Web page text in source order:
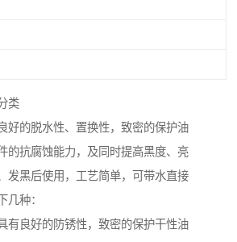
类
好的脱水性、置换性，致密的保护油
的抗腐蚀能力，及同时提高黑度、亮
发黑后使用，工艺简单，可带水直接
几种：
有良好的防锈性，致密的保护干性油